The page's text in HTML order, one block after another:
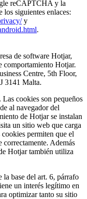
reCAPTCHA y la
siguientes enlaces:
y
.
de software Hotjar,
comportamiento Hotjar.
Centre, 5th Floor,
3141 Malta.
cookies son pequeños
al navegador del
de Hotjar se instalan
un sitio web que carga
permiten que el
Además
Hotjar también utiliza
la base del art. 6, párrafo
un interés legítimo en
optimizar tanto su sitio